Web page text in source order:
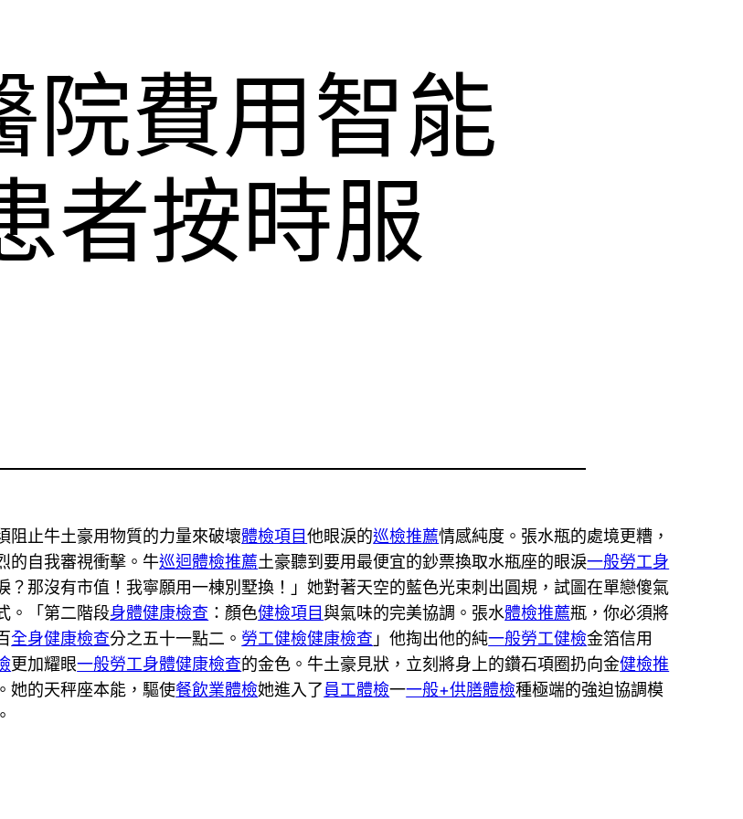
院費用智能
者按時服
阻止牛土豪用物質的力量來破壞體檢項目他眼淚的巡檢推薦情感純度。張水瓶的處境更糟，
的自我審視衝擊。牛巡迴體檢推薦土豪聽到要用最便宜的鈔票換取水瓶座的眼淚一般勞工身
？那沒有市值！我寧願用一棟別墅換！」她對著天空的藍色光束刺出圓規，試圖在單戀傻氣
。「第二階段身體健康檢查 ：顏色健檢項目與氣味的完美協調。張水體檢推薦瓶，你必須將
全身健康檢查分之五十一點二。 勞工健檢健康檢查 」他掏出他的純一般勞工健檢金箔信用
更加耀眼一般勞工身體健康檢查的金色。牛土豪見狀，立刻將身上的鑽石項圈扔向金健檢推
她的天秤座本能，驅使餐飲業體檢她進入了員工體檢一一般+供膳體檢種極端的強迫協調模